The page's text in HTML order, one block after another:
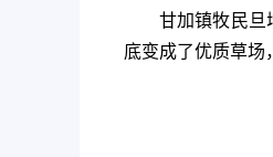
甘加镇牧民旦
底变成了优质草场